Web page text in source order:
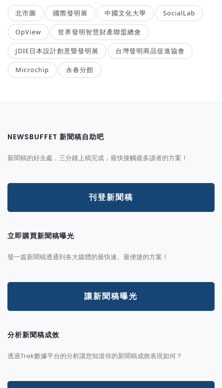
北市圖 國際發明展 中國文化大學 SocialLab
OpView 世界發明智慧財產聯盟總會
JDIE日本設計創意暨發明展 台灣發明商品促進協會
Microchip 永春分館
NEWSBUFFET 新聞稿自助吧
新聞稿的好去處，三分鐘上稿完成，最快接觸最多讀者的方案！
刊登新聞稿
立即購買新聞稿曝光
發一篇新聞稿透通到各大媒體的最快速、最便捷的方案！
讓新聞稿曝光
分析新聞稿成效
透過Trek數據平台的分析讓您知道你的新聞稿成效表現如何？